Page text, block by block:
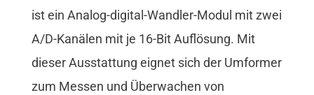
ist ein Analog-digital-Wandler-Modul mit zwei
A/D-Kanälen mit je 16-Bit Auflösung. Mit
dieser Ausstattung eignet sich der Umformer
zum Messen und Überwachen von